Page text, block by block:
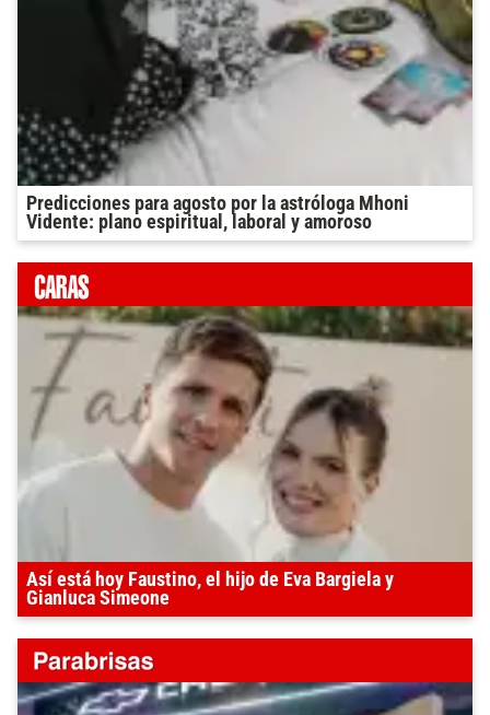
Predicciones para agosto por la astróloga Mhoni
Vidente: plano espiritual, laboral y amoroso
Así está hoy Faustino, el hijo de Eva Bargiela y
Gianluca Simeone